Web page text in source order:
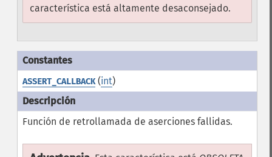
característica está altamente desaconsejado.
ASSERT_CALLBACK(int)
Función de retrollamada de aserciones fallidas.